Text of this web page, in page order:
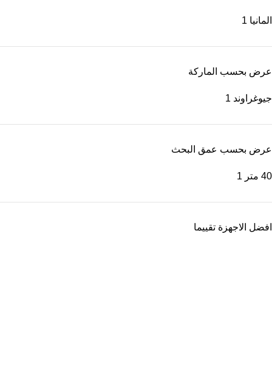
المانيا 1
عرض بحسب الماركة
جيوغراوند 1
عرض بحسب عمق البحث
40 متر 1
افضل الاجهزة تقييما